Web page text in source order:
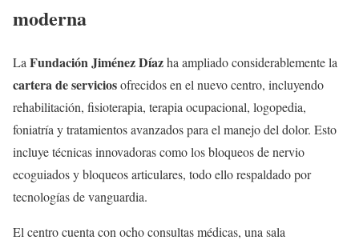
moderna
La Fundación Jiménez Díazha ampliado considerablemente la
cartera de serviciosofrecidos en el nuevo centro, incluyendo
rehabilitación, fisioterapia, terapia ocupacional, logopedia,
foniatría y tratamientos avanzados para el manejo del dolor. Esto
incluye técnicas innovadoras como los bloqueos de nervio
ecoguiados y bloqueos articulares, todo ello respaldado por
tecnologías de vanguardia.
El centro cuenta con ocho consultas médicas, una sala